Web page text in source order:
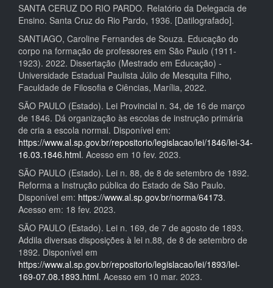
SANTA CERUZ DO RIO PARDO. Relatório da Delegacia de
Ensino. Santa Cruz do Rio Pardo, 1936. [Datilografado].
SANTIAGO, Caroline Fernandes de Souza. Educação do
corpo na formação de professores em São Paulo (1911-
1923). 2022. Dissertação (Mestrado em Educação) -
Universidade Estadual Paulista Júlio de Mesquita Filho,
Faculdade de Filosofia e Ciências, Marília, 2022.
SÃO PAULO (Estado). Lei Provincial n. 34, de 16 de março
de 1846. Dá organização às escolas de instrução primária
de cria a escola normal. Disponível em:
https://www.al.sp.gov.br/repositorio/legislacao/lei/1846/lei-34-
16.03.1846.html. Acesso em 10 fev. 2023.
SÃO PAULO (Estado). Lei n. 88, de 8 de setembro de 1892.
Reforma a Instrução pública do Estado de São Paulo.
Disponível em: https://www.al.sp.gov.br/norma/64173.
Acesso em: 18 fev. 2023.
SÃO PAULO (Estado). Lei n. 169, de 7 de agosto de 1893.
Addila diversas disposições à lei n.88, de 8 de setembro de
1892. Disponível em
https://www.al.sp.gov.br/repositorio/legislacao/lei/1893/lei-
169-07.08.1893.html. Acesso em 10 mar. 2023.